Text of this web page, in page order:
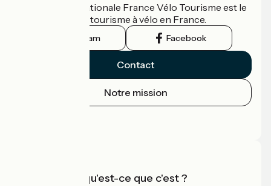
L'association nationale France Vélo Tourisme est le
guide officiel du tourisme à vélo en France.
Instagram Facebook
Contact
Notre mission
Accueil Vélo qu'est-ce que c'est ?